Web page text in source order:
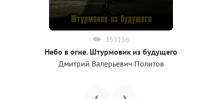
355156
Небо в огне. Штурмовик из будущего
Дмитрий Валерьевич Политов